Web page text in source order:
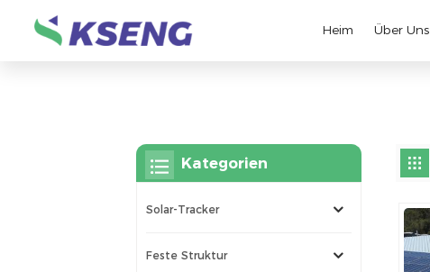
Heim Über Uns
Kategorien
Solar-Tracker
Feste Struktur